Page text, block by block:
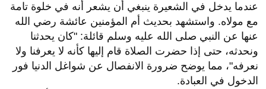
عندما يدخل في الشعيرة ينبغي أن يشعر أنه في خلوة تامة
مع مولاه. واستشهد بحديث أم المؤمنين عائشة رضي الله
عنها عن النبي صلى الله عليه وسلم قائلة: "كان يحدثنا
ونحدثه، حتى إذا حضرت الصلاة قام إليها كأنه لا يعرفنا ولا
نعرفه"، مما يوضح ضرورة الانفصال عن شواغل الدنيا فور
الدخول في العبادة.